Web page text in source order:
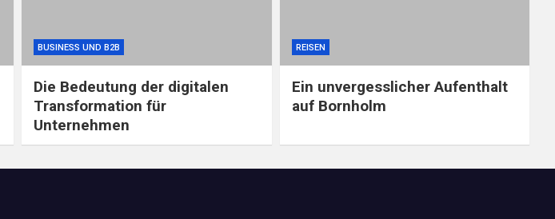
BUSINESS UND B2B
Die Bedeutung der digitalen
Transformation für
Unternehmen
REISEN
Ein unvergesslicher Aufenthalt
auf Bornholm